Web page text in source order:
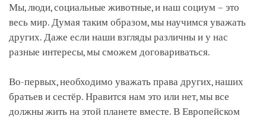
Мы, люди, социальные животные, и наш социум – это
весь мир. Думая таким образом, мы научимся уважать
других. Даже если наши взгляды различны и у нас
разные интересы, мы сможем договариваться.
Во-первых, необходимо уважать права других, наших
братьев и сестёр. Нравится нам это или нет, мы все
должны жить на этой планете вместе. В Европейском